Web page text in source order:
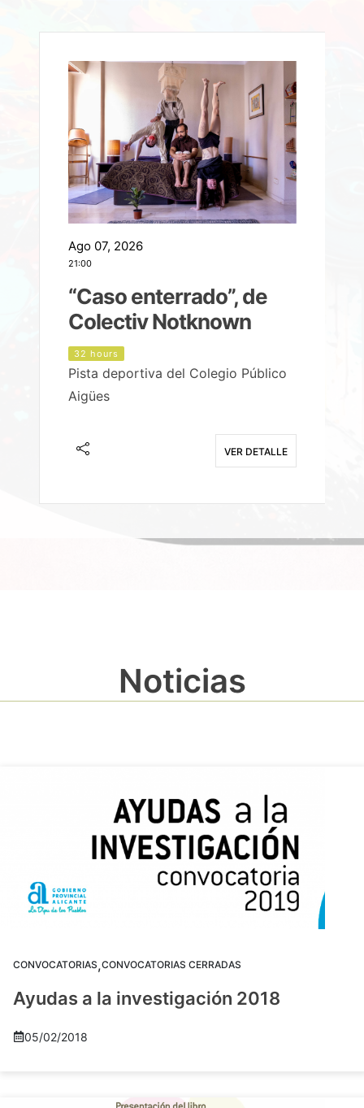
Ago 07, 2026
21:00
“Caso enterrado”, de
Colectiv Notknown
32 hours
Pista deportiva del Colegio Público
Aigües
VER DETALLE
Noticias
CONVOCATORIAS,CONVOCATORIAS CERRADAS
Ayudas a la investigación 2018
05/02/2018